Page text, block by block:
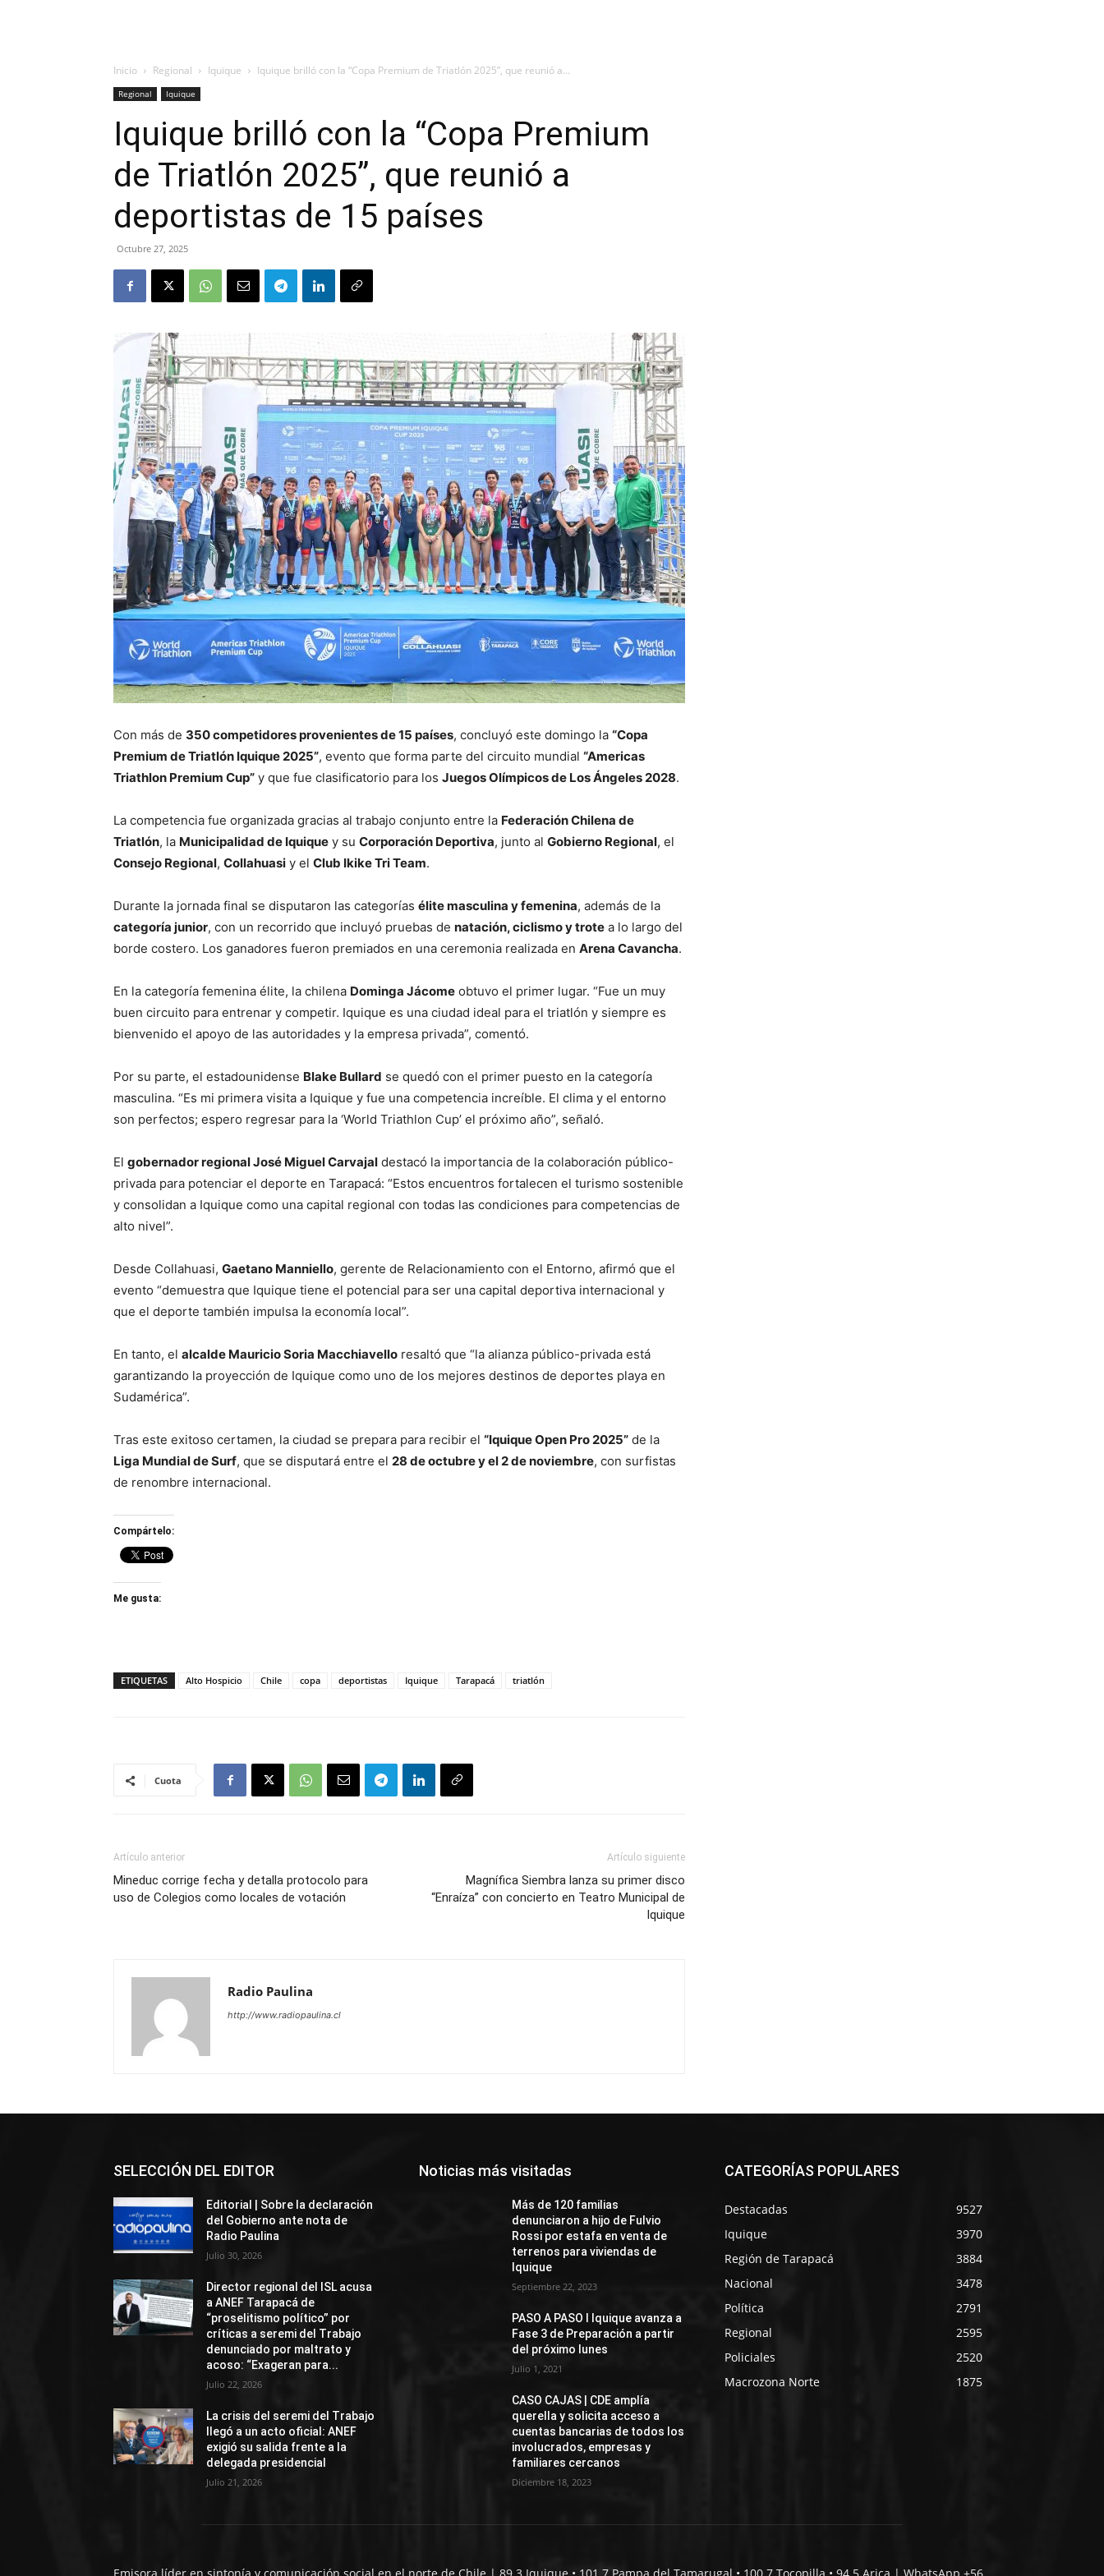
Inicio Regional Iquique Iquique brilló con la “Copa Premium de Triatlón 2025”, que reunió a...
Regional Iquique
Iquique brilló con la “Copa Premium
de Triatlón 2025”, que reunió a
deportistas de 15 países
Octubre 27, 2025
Con más de 350 competidores provenientes de 15 países, concluyó este domingo la “Copa
Premium de Triatlón Iquique 2025”, evento que forma parte del circuito mundial “Americas
Triathlon Premium Cup” y que fue clasificatorio para los Juegos Olímpicos de Los Ángeles 2028.
La competencia fue organizada gracias al trabajo conjunto entre la Federación Chilena de
Triatlón, la Municipalidad de Iquique y su Corporación Deportiva, junto al Gobierno Regional, el
Consejo Regional, Collahuasi y el Club Ikike Tri Team.
Durante la jornada final se disputaron las categorías élite masculina y femenina, además de la
categoría junior, con un recorrido que incluyó pruebas de natación, ciclismo y trote a lo largo del
borde costero. Los ganadores fueron premiados en una ceremonia realizada en Arena Cavancha.
En la categoría femenina élite, la chilena Dominga Jácome obtuvo el primer lugar. “Fue un muy
buen circuito para entrenar y competir. Iquique es una ciudad ideal para el triatlón y siempre es
bienvenido el apoyo de las autoridades y la empresa privada”, comentó.
Por su parte, el estadounidense Blake Bullard se quedó con el primer puesto en la categoría
masculina. “Es mi primera visita a Iquique y fue una competencia increíble. El clima y el entorno
son perfectos; espero regresar para la ‘World Triathlon Cup’ el próximo año”, señaló.
El gobernador regional José Miguel Carvajal destacó la importancia de la colaboración público-
privada para potenciar el deporte en Tarapacá: “Estos encuentros fortalecen el turismo sostenible
y consolidan a Iquique como una capital regional con todas las condiciones para competencias de
alto nivel”.
Desde Collahuasi, Gaetano Manniello, gerente de Relacionamiento con el Entorno, afirmó que el
evento “demuestra que Iquique tiene el potencial para ser una capital deportiva internacional y
que el deporte también impulsa la economía local”.
En tanto, el alcalde Mauricio Soria Macchiavello resaltó que “la alianza público-privada está
garantizando la proyección de Iquique como uno de los mejores destinos de deportes playa en
Sudamérica”.
Tras este exitoso certamen, la ciudad se prepara para recibir el “Iquique Open Pro 2025” de la
Liga Mundial de Surf, que se disputará entre el 28 de octubre y el 2 de noviembre, con surfistas
de renombre internacional.
Compártelo:
Me gusta:
ETIQUETAS Alto Hospicio Chile copa deportistas Iquique Tarapacá triatlón
Cuota
Artículo anterior
Mineduc corrige fecha y detalla protocolo para
uso de Colegios como locales de votación
Artículo siguiente
Magnífica Siembra lanza su primer disco
“Enraíza” con concierto en Teatro Municipal de
Iquique
Radio Paulina
http://www.radiopaulina.cl
SELECCIÓN DEL EDITOR
Editorial | Sobre la declaración
del Gobierno ante nota de
Radio Paulina
Julio 30, 2026
Director regional del ISL acusa
a ANEF Tarapacá de
“proselitismo político” por
críticas a seremi del Trabajo
denunciado por maltrato y
acoso: “Exageran para...
Julio 22, 2026
La crisis del seremi del Trabajo
llegó a un acto oficial: ANEF
exigió su salida frente a la
delegada presidencial
Julio 21, 2026
Noticias más visitadas
Más de 120 familias
denunciaron a hijo de Fulvio
Rossi por estafa en venta de
terrenos para viviendas de
Iquique
Septiembre 22, 2023
PASO A PASO I Iquique avanza a
Fase 3 de Preparación a partir
del próximo lunes
Julio 1, 2021
CASO CAJAS | CDE amplía
querella y solicita acceso a
cuentas bancarias de todos los
involucrados, empresas y
familiares cercanos
Diciembre 18, 2023
CATEGORÍAS POPULARES
Destacadas
9527
Iquique
3970
Región de Tarapacá
3884
Nacional
3478
Política
2791
Regional
2595
Policiales
2520
Macrozona Norte
1875